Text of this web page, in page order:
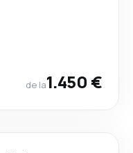
de la1.450 €